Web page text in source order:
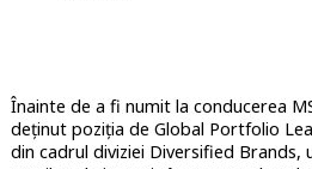
Înainte de a fi numit la conducerea
deținut poziția de Global Portfolio
din cadrul diviziei Diversified Brands,